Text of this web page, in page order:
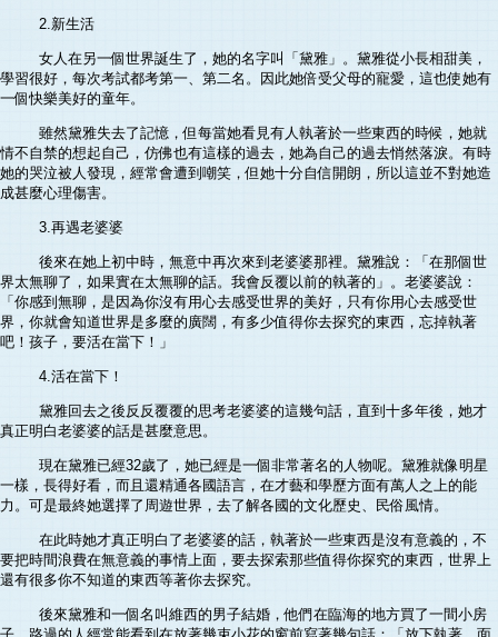
2.新生活
女人在另一個世界誕生了，她的名字叫「黛雅」。黛雅從小長相甜美，
學習很好，每次考試都考第一、第二名。因此她倍受父母的寵愛，這也使她有
一個快樂美好的童年。
雖然黛雅失去了記憶，但每當她看見有人執著於一些東西的時候，她就
情不自禁的想起自己，仿佛也有這樣的過去，她為自己的過去悄然落淚。有時
她的哭泣被人發現，經常會遭到嘲笑，但她十分自信開朗，所以這並不對她造
成甚麼心理傷害。
3.再遇老婆婆
後來在她上初中時，無意中再次來到老婆婆那裡。黛雅說：「在那個世
界太無聊了，如果實在太無聊的話。我會反覆以前的執著的」。老婆婆說：
「你感到無聊，是因為你沒有用心去感受世界的美好，只有你用心去感受世
界，你就會知道世界是多麼的廣闊，有多少值得你去探究的東西，忘掉執著
吧！孩子，要活在當下！」
4.活在當下！
黛雅回去之後反反覆覆的思考老婆婆的這幾句話，直到十多年後，她才
真正明白老婆婆的話是甚麼意思。
現在黛雅已經32歲了，她已經是一個非常著名的人物呢。黛雅就像明星
一樣，長得好看，而且還精通各國語言，在才藝和學歷方面有萬人之上的能
力。可是最終她選擇了周遊世界，去了解各國的文化歷史、民俗風情。
在此時她才真正明白了老婆婆的話，執著於一些東西是沒有意義的，不
要把時間浪費在無意義的事情上面，要去探索那些值得你探究的東西，世界上
還有很多你不知道的東西等著你去探究。
後來黛雅和一個名叫維西的男子結婚，他們在臨海的地方買了一間小房